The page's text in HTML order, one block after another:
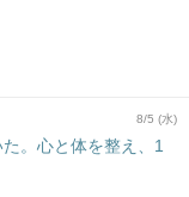
8/5 (水)
。心と体を整え、1